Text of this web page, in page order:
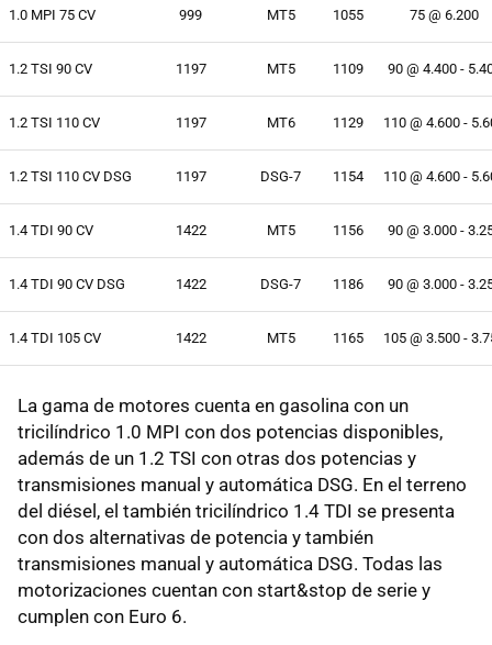
1.0 MPI 75 CV 999 MT5 1055 75 @ 6.200
1.2 TSI 90 CV 1197 MT5 1109 90 @ 4.400 -
1.2 TSI 110 CV 1197 MT6 1129 110 @ 4.600 -
1.2 TSI 110 CV DSG 1197 DSG-7 1154 110 @ 4.600 -
1.4 TDI 90 CV 1422 MT5 1156 90 @ 3.000 -
1.4 TDI 90 CV DSG 1422 DSG-7 1186 90 @ 3.000 -
1.4 TDI 105 CV 1422 MT5 1165 105 @ 3.500 -
La gama de motores cuenta en gasolina con un
tricilíndrico 1.0 MPI con dos potencias disponibles,
además de un 1.2 TSI con otras dos potencias y
transmisiones manual y automática DSG. En el terreno
del diésel, el también tricilíndrico 1.4 TDI se presenta
con dos alternativas de potencia y también
transmisiones manual y automática DSG. Todas las
motorizaciones cuentan con start&stop de serie y
cumplen con Euro 6.